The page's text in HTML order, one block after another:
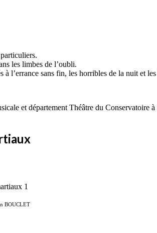
les limbes de l’oubli.
à l’errance sans fin, les horribles de la nuit et
et département Théâtre du Conservatoire
BOUCLET